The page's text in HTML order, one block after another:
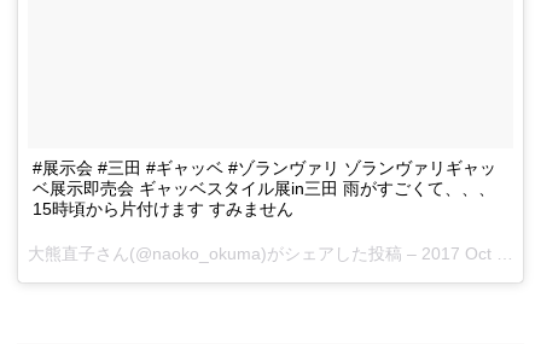
#展示会 #三田 #ギャッベ #ゾランヴァリ ゾランヴァリギャッ
ベ展示即売会 ギャッベスタイル展in三田 雨がすごくて、、、
15時頃から片付けます すみません
大熊直子さん(@naoko_okuma)がシェアした投稿 – 2017 Oct 21 8:51pm PDT